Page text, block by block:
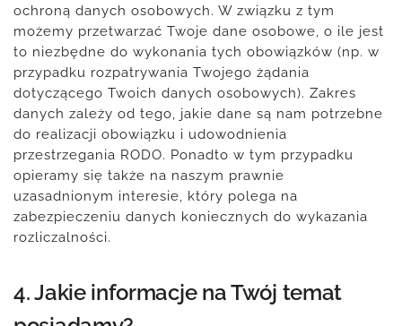
ochroną danych osobowych. W związku z tym
możemy przetwarzać Twoje dane osobowe, o ile jest
to niezbędne do wykonania tych obowiązków (np. w
przypadku rozpatrywania Twojego żądania
dotyczącego Twoich danych osobowych). Zakres
danych zależy od tego, jakie dane są nam potrzebne
do realizacji obowiązku i udowodnienia
przestrzegania RODO. Ponadto w tym przypadku
opieramy się także na naszym prawnie
uzasadnionym interesie, który polega na
zabezpieczeniu danych koniecznych do wykazania
rozliczalności.
4. Jakie informacje na Twój temat